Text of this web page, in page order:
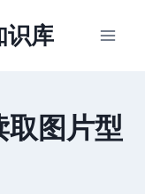
识库
图片型